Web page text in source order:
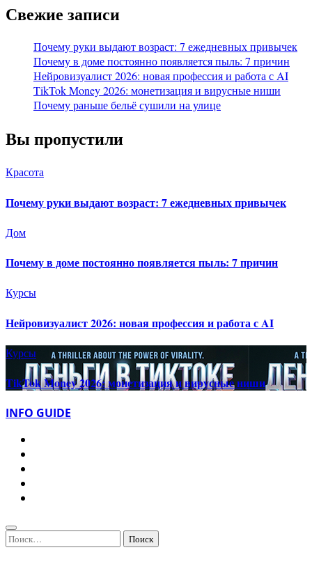
Свежие записи
Почему руки выдают возраст: 7 ежедневных привычек
Почему в доме постоянно появляется пыль: 7 причин
Нейровизуалист 2026: новая профессия и работа с AI
TikTok Money 2026: монетизация и вирусные ниши
Почему раньше бельё сушили на улице
Вы пропустили
Красота
Почему руки выдают возраст: 7 ежедневных привычек
Дом
Почему в доме постоянно появляется пыль: 7 причин
Курсы
Нейровизуалист 2026: новая профессия и работа с AI
Курсы
TikTok Money 2026: монетизация и вирусные ниши
INFO GUIDE
Найти: